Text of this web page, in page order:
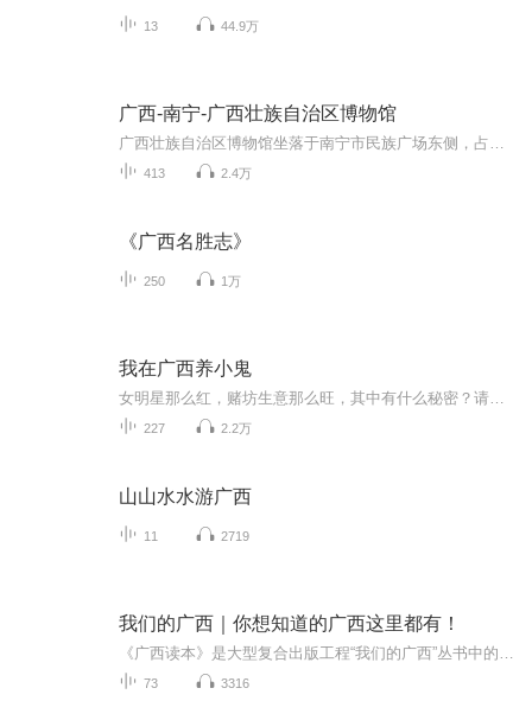
13 44.9万
广西-南宁-广西壮族自治区博物馆
413 2.4万
《广西名胜志》
250 1万
我在广西养小鬼
227 2.2万
山山水水游广西
11 2719
我们的广西｜你想知道的广西这里都有！
73 3316